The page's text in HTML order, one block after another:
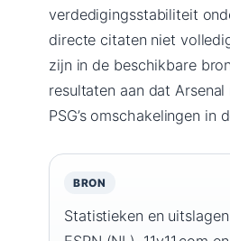
verdedigingsstabiliteit
directe citaten niet
zijn in de beschikbare
resultaten aan dat
PSG’s omschakelingen in
BRON
Statistieken en